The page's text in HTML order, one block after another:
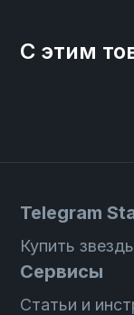
С этим
Telegram
Купить
Сервисы
Статьи и